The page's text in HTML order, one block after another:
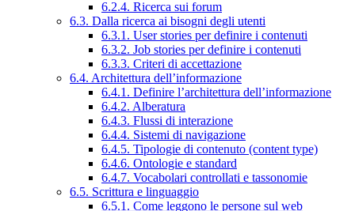
6.2.4. Ricerca sui forum
6.3. Dalla ricerca ai bisogni degli utenti
6.3.1. User stories per definire i contenuti
6.3.2. Job stories per definire i contenuti
6.3.3. Criteri di accettazione
6.4. Architettura dell’informazione
6.4.1. Definire l’architettura dell’informazione
6.4.2. Alberatura
6.4.3. Flussi di interazione
6.4.4. Sistemi di navigazione
6.4.5. Tipologie di contenuto (content type)
6.4.6. Ontologie e standard
6.4.7. Vocabolari controllati e tassonomie
6.5. Scrittura e linguaggio
6.5.1. Come leggono le persone sul web